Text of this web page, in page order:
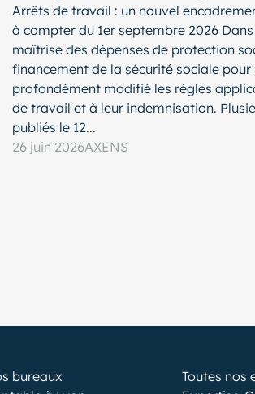
Arrêts de travail : un nouvel
à compter du 1er septembre 2026
maîtrise des dépenses de protection
financement de la sécurité sociale pour
profondément modifié les règles
de travail et à leur indemnisation.
publiés le 12...
26 juin 2026AXENS
bureaux
Toutes nos